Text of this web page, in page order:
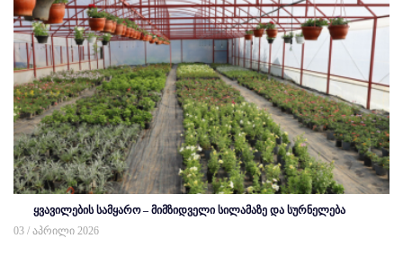
ყვავილების სამყარო – მიმზიდველი სილამაზე და სურნელება
03 / აპრილი 2026